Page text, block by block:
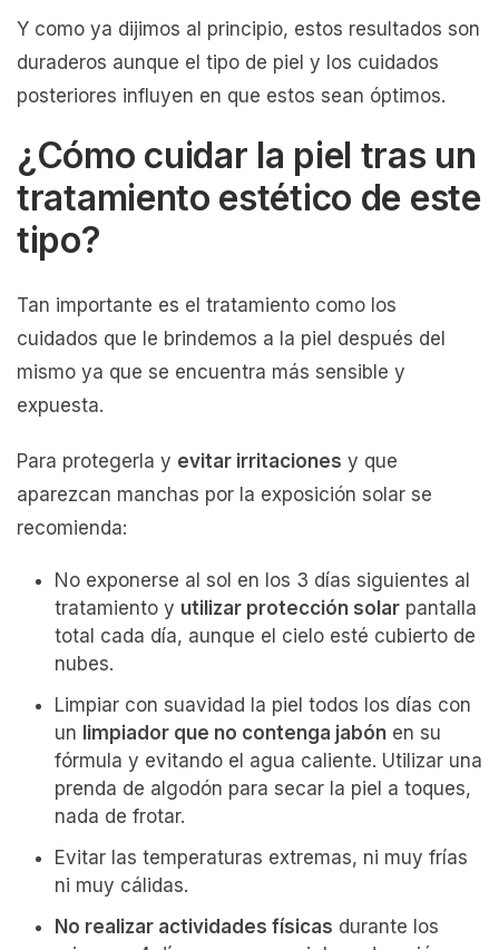
Y como ya dijimos al principio, estos resultados son
duraderos aunque el tipo de piel y los cuidados
posteriores influyen en que estos sean óptimos.
¿Cómo cuidar la piel tras un
tratamiento estético de este
tipo?
Tan importante es el tratamiento como los
cuidados que le brindemos a la piel después del
mismo ya que se encuentra más sensible y
expuesta.
Para protegerla y evitar irritaciones y que
aparezcan manchas por la exposición solar se
recomienda:
No exponerse al sol en los 3 días siguientes al
tratamiento y utilizar protección solar pantalla
total cada día, aunque el cielo esté cubierto de
nubes.
Limpiar con suavidad la piel todos los días con
un limpiador que no contenga jabón en su
fórmula y evitando el agua caliente. Utilizar una
prenda de algodón para secar la piel a toques,
nada de frotar.
Evitar las temperaturas extremas, ni muy frías
ni muy cálidas.
No realizar actividades físicas durante los